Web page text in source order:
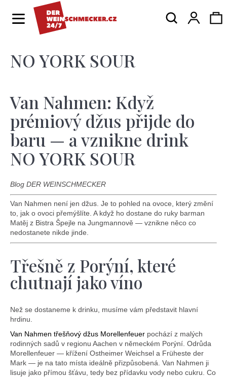
Hledat
NO YORK SOUR
Van Nahmen: Když
prémiový džus přijde do
baru — a vznikne drink
NO YORK SOUR
Blog DER WEINSCHMECKER
Van Nahmen není jen džus. Je to pohled na ovoce, který změní
to, jak o ovoci přemýšlíte. A když ho dostane do ruky barman
Matěj z Bistra Špejle na Jungmannově — vznikne něco co
nedostanete nikde jinde.
Třešně z Porýní, které
chutnají jako víno
Než se dostaneme k drinku, musíme vám představit hlavní
hrdinu.
Van Nahmen třešňový džus Morellenfeuer pochází z malých
rodinných sadů v regionu Aachen v německém Porýní. Odrůda
Morellenfeuer — křížení Ostheimer Weichsel a Früheste der
Mark — je na tato místa ideálně přizpůsobená. Van Nahmen ji
lisuje jako přímou šťávu, tedy bez přídavku vody nebo cukru. Co
Zpět
Zpět
C
p
o
t
ř
e
b
u
j
e
t
e
n
a
j
í
t
?